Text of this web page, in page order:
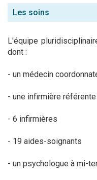
Les soins
L'équipe
dont :
- un médecin
- une infirmière référente
- 6 infirmières
- 19 aides-soignants
- un psychologue à mi-